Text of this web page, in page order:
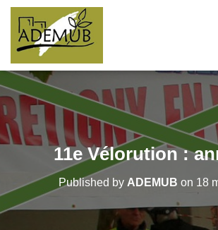
11e Vélorution :
Published by ADEMUB on 18